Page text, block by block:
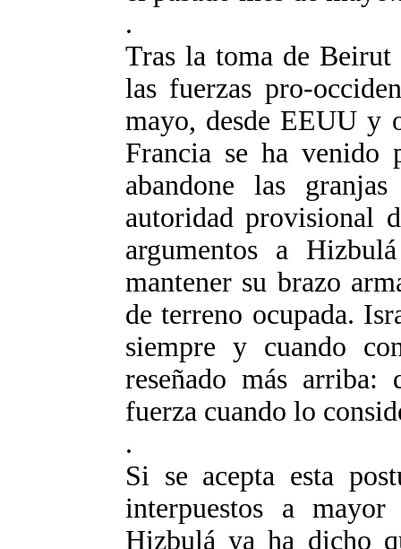
.
Tras la toma de
las fuerzas pro-
mayo, desde EEUU y
Francia se ha venido
abandone las
autoridad provisional
argumentos a
mantener su brazo
de terreno ocupada.
siempre y cuando
reseñado más
fuerza cuando lo
.
Si se acepta esta
interpuestos a
Hizbulá ya ha dicho